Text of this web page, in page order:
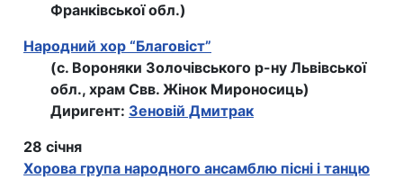
Франківської обл.)
Народний хор “Благовіст”
(с. Вороняки Золочівського р-ну Львівської
обл., храм Свв. Жінок Мироносиць)
Диригент: Зеновій Дмитрак
28 січня
Хорова група народного ансамблю пісні і танцю